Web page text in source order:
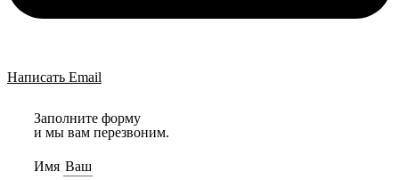
Написать Email
Заполните форму
и мы вам перезвоним.
Имя